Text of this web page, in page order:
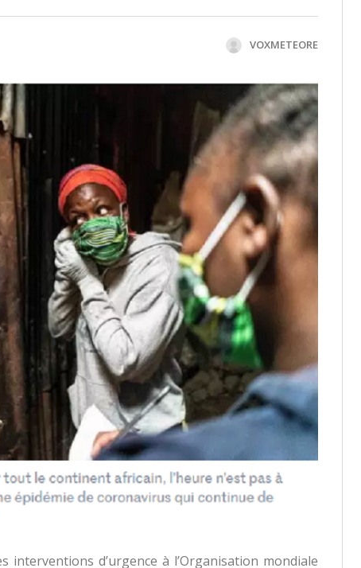
VOXMETEORE
interventions d’urgence à l’Organisation mondiale